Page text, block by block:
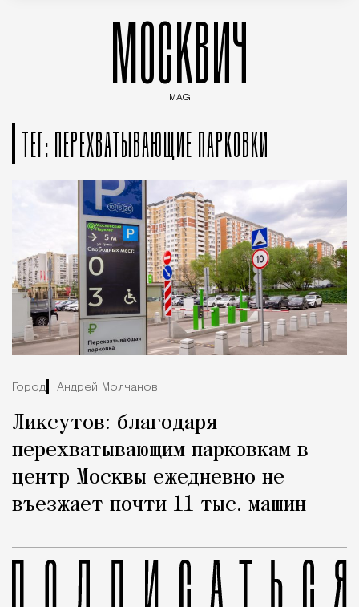
МОСКВИЧ
MAG
ТЕГ: ПЕРЕХВАТЫВАЮЩИЕ ПАРКОВКИ
Город Андрей Молчанов
Ликсутов: благодаря
перехватывающим парковкам в
центр Москвы ежедневно не
въезжает почти 11 тыс. машин